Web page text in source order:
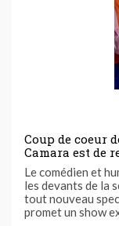
Coup de coeur
Camara est de
show solaire et
Bougheraba
Le comédien et
les devants de la
tout nouveau
promet un show